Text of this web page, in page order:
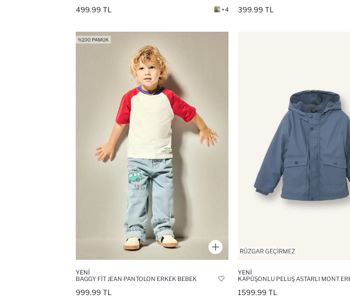
499.99 TL +4 399.99 TL
YENI
BAGGY FIT JEAN PANTOLON ERKEK BEBEK
999.99 TL
YENI
1599.99 TL